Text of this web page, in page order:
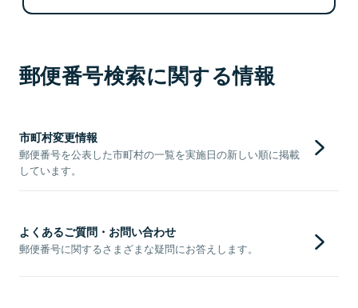
郵便番号検索に関する情報
市町村変更情報
郵便番号を公表した市町村の一覧を実施日の新しい順に掲載
しています。
よくあるご質問・お問い合わせ
郵便番号に関するさまざまな疑問にお答えします。